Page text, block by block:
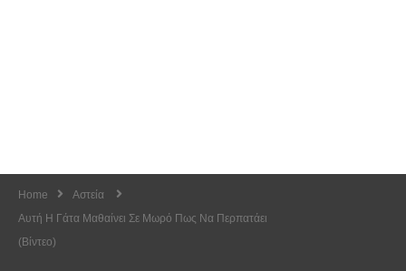
Home
Αστεία
Αυτή Η Γάτα Μαθαίνει Σε Μωρό Πως Να Περπατάει
(Βίντεο)